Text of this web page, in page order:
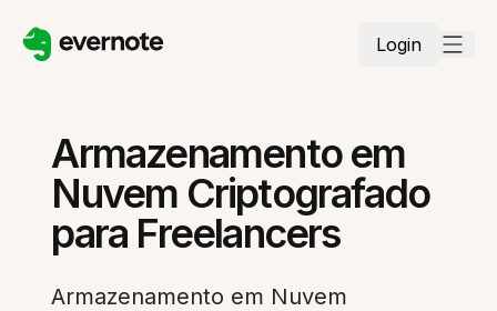
Login
Armazenamento em
Nuvem Criptografado
para Freelancers
Armazenamento em Nuvem